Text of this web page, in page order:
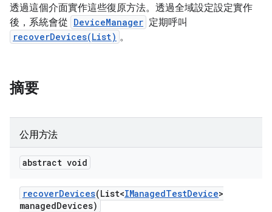
透過這個介面實作這些復原方法。透過全域設定設定實作
後，系統會從 DeviceManager 定期呼叫
recoverDevices(List) 。
摘要
公用方法
abstract void
recoverDevices(List<IManagedTestDevice>
managedDevices)